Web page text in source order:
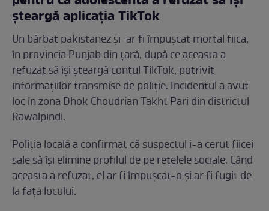
șteargă aplicația TikTok
Un bărbat pakistanez și-ar fi împușcat mortal fiica,
în provincia Punjab din țară, după ce aceasta a
refuzat să își șteargă contul TikTok, potrivit
informațiilor transmise de poliție. Incidentul a avut
loc în zona Dhok Choudrian Takht Pari din districtul
Rawalpindi.
Poliția locală a confirmat că suspectul i-a cerut fiicei
sale să își elimine profilul de pe rețelele sociale. Când
aceasta a refuzat, el ar fi împușcat-o și ar fi fugit de
la fața locului.